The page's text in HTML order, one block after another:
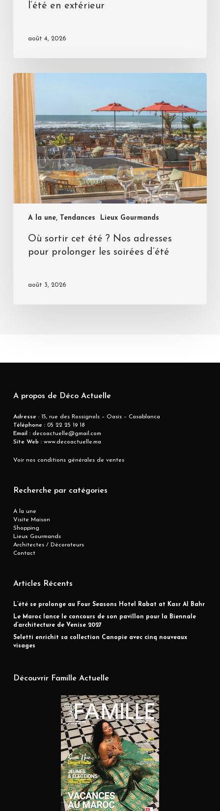
l’été en extérieur
août 4, 2026
A la une, Tendances Lieux Gourmands
Où sortir cet été ? Nos adresses
pour prolonger les soirées d’été
août 3, 2026
A propos de Déco Actuelle
Adresse : 15, rue des Rossignols – Oasis – Casablanca
Téléphone :05 22 25 19 18
Email :decoactuelle@gmail.com
Site Web :www.decoactuelle.ma
Voir nos conditions générales de ventes
Recherche par catégories
A la une
Visite Maison
Shopping
Lieux Gourmands
Architectes / Décorateurs
Contact
Articles Récents
L’été se prolonge au Four Seasons Hotel Rabat at Kasr Al Bahr
Le Maroc lance le concours de son pavillon pour la Biennale
d’architecture de Venise 2027
Seletti enrichit sa collection Canopie avec cinq nouveaux
visages
Découvrir Famille Actuelle